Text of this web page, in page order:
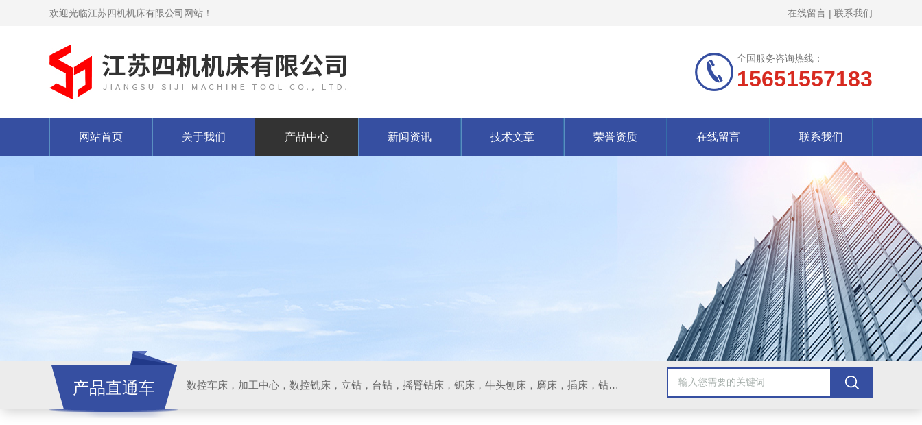
欢迎光临江苏四机机床有限公司网站！ 在线留言 | 联系我们
全国服务咨询热线：
15651557183
网站首页 关于我们 产品中心 新闻资讯 技术文章 荣誉资质 在线留言 联系我们
产品直通车 数控车床，加工中心，数控铣床，立钻，台钻，摇臂钻床，锯床，牛头刨床，磨床，插床，钻铣床，滚齿机